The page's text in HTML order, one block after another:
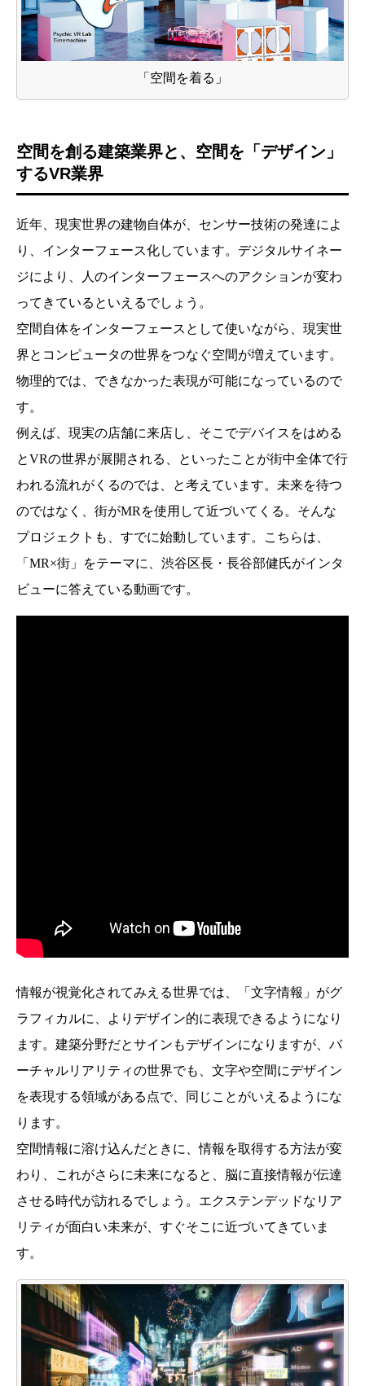
「空間を着る」
空間を創る建築業界と、空間を「デザイン」
するVR業界
近年、現実世界の建物自体が、センサー技術の発達によ
り、インターフェース化しています。デジタルサイネー
ジにより、人のインターフェースへのアクションが変わ
ってきているといえるでしょう。
空間自体をインターフェースとして使いながら、現実世
界とコンピュータの世界をつなぐ空間が増えています。
物理的では、できなかった表現が可能になっているので
す。
例えば、現実の店舗に来店し、そこでデバイスをはめる
とVRの世界が展開される、といったことが街中全体で行
われる流れがくるのでは、と考えています。未来を待つ
のではなく、街がMRを使用して近づいてくる。そんな
プロジェクトも、すでに始動しています。こちらは、
「MR×街」をテーマに、渋谷区長・長谷部健氏がインタ
ビューに答えている動画です。
情報が視覚化されてみえる世界では、「文字情報」がグ
ラフィカルに、よりデザイン的に表現できるようになり
ます。建築分野だとサインもデザインになりますが、バ
ーチャルリアリティの世界でも、文字や空間にデザイン
を表現する領域がある点で、同じことがいえるようにな
ります。
空間情報に溶け込んだときに、情報を取得する方法が変
わり、これがさらに未来になると、脳に直接情報が伝達
させる時代が訪れるでしょう。エクステンデッドなリア
リティが面白い未来が、すぐそこに近づいてきていま
す。